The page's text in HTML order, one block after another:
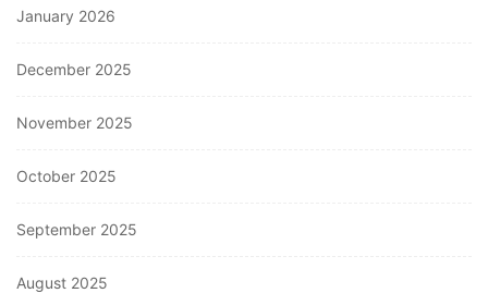
January 2026
December 2025
November 2025
October 2025
September 2025
August 2025